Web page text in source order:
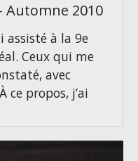
Automne 2010
assisté à la 9e
Ceux qui me
avec
propos, j’ai